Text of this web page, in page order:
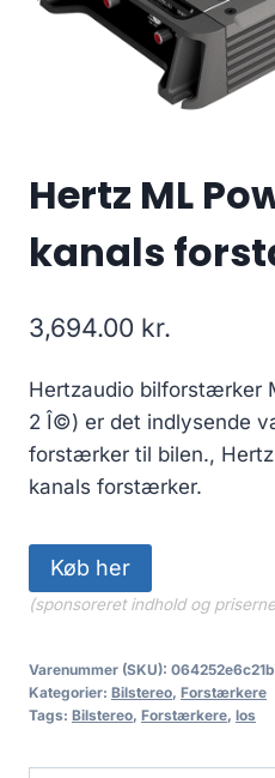
Hertz ML
kanals
3,694.00 kr.
Hertzaudio bilforstærker
2 Î©) er det indlysende
forstærker til bilen.,
kanals forstærker.
Køb her
(sponsoreret indhold og
Varenummer (SKU): 064252e6c21b
Kategorier: Bilstereo, Forstærkere
Tags: Bilstereo, Forstærkere, los